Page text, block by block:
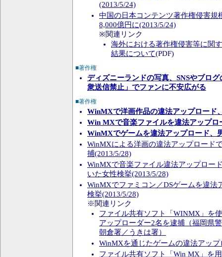
(2013/5/24)
中国の日本コンテンツ著作権侵害規
8,000億円に(2013/5/24)
※関連リンク
海外における著作権侵害等に関
結果について(PDF)
■著作権
ディズニーランドの写真、SNSやブロ
衆送信禁止」でファンに不安広がる
■著作権
WinMXで洋画作品の違法アップロード
Win MXで音楽ファイルを違法アップロ
WinMXでゲームを違法アップロード、
WinMXによる洋画の違法アップロード
捕(2013/5/28)
WinMXで音楽ファイル違法アップロー
いた女性検挙(2013/5/28)
WinMXでファミコン／DSゲームを違法
検挙(2013/5/28)
※関連リンク
ファイル共有ソフト「WINMX」を
アップローダー2名を逮捕（福岡県
朝倉署／うきは署）
WinMXを通じたゲームの違法アッ
ファイル共有ソフト「Win MX」を